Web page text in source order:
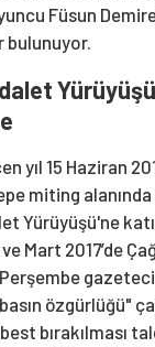
Füsun
bulunuyor.
yıl 15 Haziran
miting
Yürüyüşü'ne
Mart 2017’de
özgürlüğü"
bırakılması